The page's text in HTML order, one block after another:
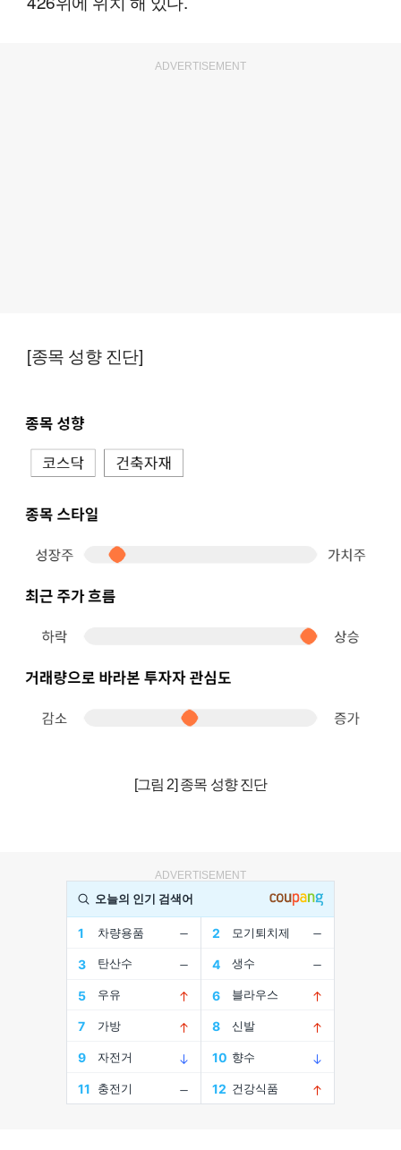
ADVERTISEMENT
[종목 성향 진단]
[그림 2] 종목 성향 진단
ADVERTISEMENT